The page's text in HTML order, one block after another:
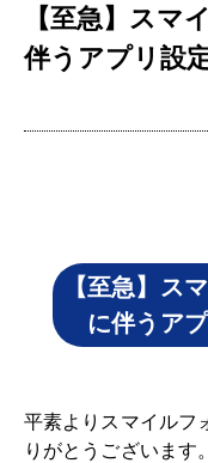
【至急】スマ
伴うアプリ設
【至急】ス
に伴うア
平素よりスマイルフ
りがとうございます。